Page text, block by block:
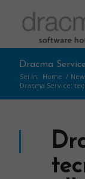
Dracma
Sei in: Home /
Dracma Service: